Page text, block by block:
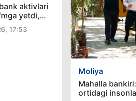
aktivlari
yetdi,
BB
17:53
Moliya
Mahalla
ortidagi